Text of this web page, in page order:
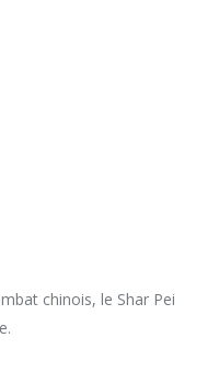
chinois, le Shar Pei